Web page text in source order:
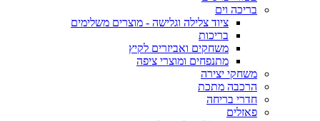
בריכה וים
ציוד צלילה וגלישה - מוצרים משלימים
בריכות
משחקים ואביזרים לקיץ
מתנפחים ומוצרי ציפה
משחקי יצירה
הרכבה מתכת
חדרי בריחה
פאזלים